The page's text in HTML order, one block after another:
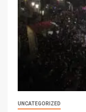
UNCATEGORIZED